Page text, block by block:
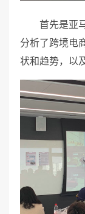
首先是亚马
分析了跨境电
状和趋势，以